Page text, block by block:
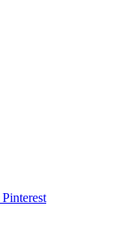
Pinterest